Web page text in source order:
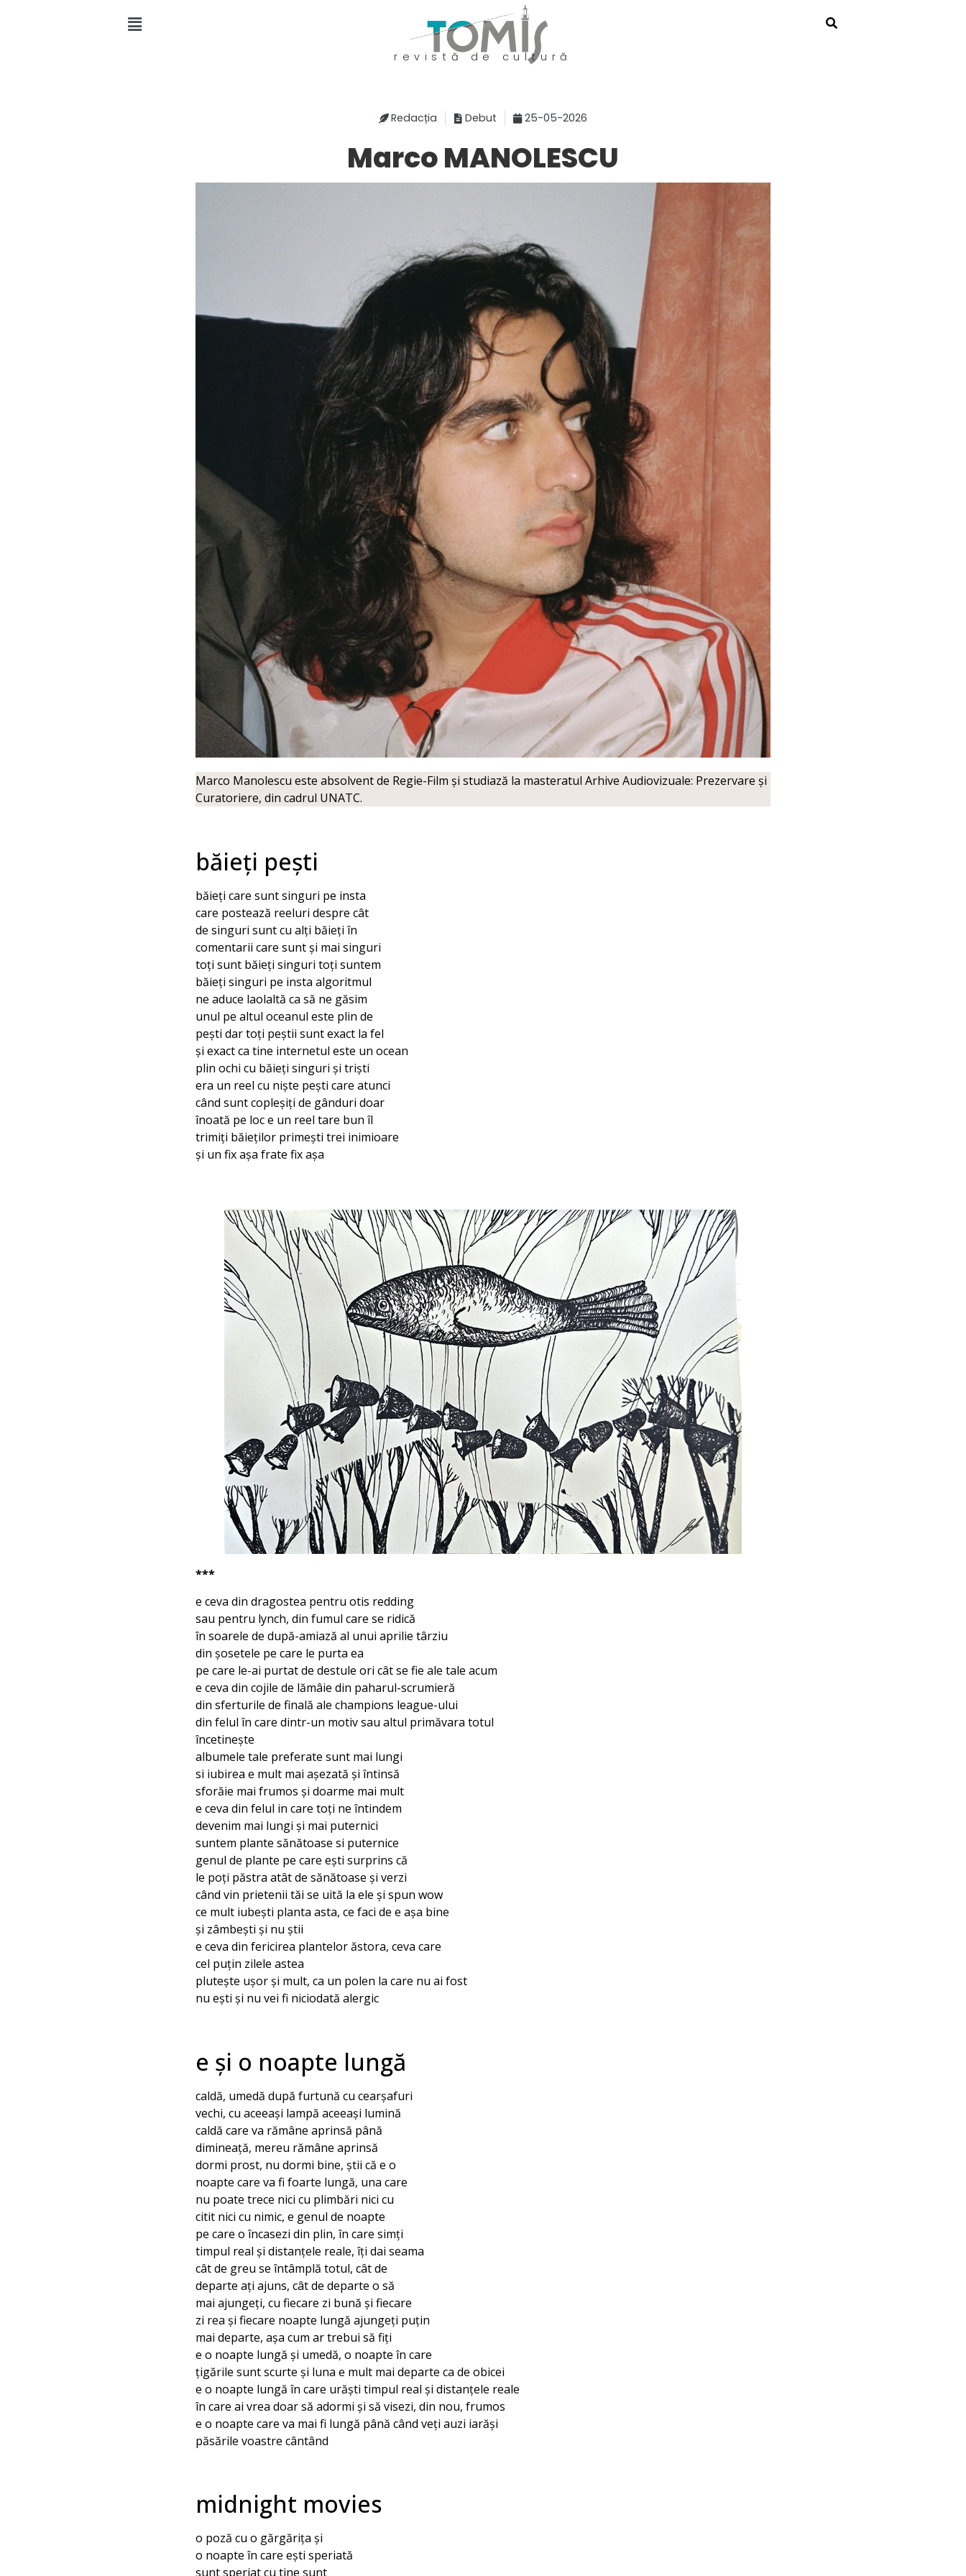
revistă de cultură
Redacția Debut 25-05-2026
Marco MANOLESCU
Marco Manolescu este absolvent de Regie-Film și studiază la masteratul Arhive Audiovizuale: Prezervare și
Curatoriere, din cadrul UNATC.
băieți pești
băieți care sunt singuri pe insta
care postează reeluri despre cât
de singuri sunt cu alți băieți în
comentarii care sunt și mai singuri
toți sunt băieți singuri toți suntem
băieți singuri pe insta algoritmul
ne aduce laolaltă ca să ne găsim
unul pe altul oceanul este plin de
pești dar toți peștii sunt exact la fel
și exact ca tine internetul este un ocean
plin ochi cu băieți singuri și triști
era un reel cu niște pești care atunci
când sunt copleșiți de gânduri doar
înoată pe loc e un reel tare bun îl
trimiți băieților primești trei inimioare
și un fix așa frate fix așa
***
e ceva din dragostea pentru otis redding
sau pentru lynch, din fumul care se ridică
în soarele de după-amiază al unui aprilie târziu
din șosetele pe care le purta ea
pe care le-ai purtat de destule ori cât se fie ale tale acum
e ceva din cojile de lămâie din paharul-scrumieră
din sferturile de finală ale champions league-ului
din felul în care dintr-un motiv sau altul primăvara totul
încetinește
albumele tale preferate sunt mai lungi
si iubirea e mult mai așezată și întinsă
sforăie mai frumos și doarme mai mult
e ceva din felul in care toți ne întindem
devenim mai lungi și mai puternici
suntem plante sănătoase si puternice
genul de plante pe care ești surprins că
le poți păstra atât de sănătoase și verzi
când vin prietenii tăi se uită la ele și spun wow
ce mult iubești planta asta, ce faci de e așa bine
și zâmbești și nu știi
e ceva din fericirea plantelor ăstora, ceva care
cel puțin zilele astea
plutește ușor și mult, ca un polen la care nu ai fost
nu ești și nu vei fi niciodată alergic
e și o noapte lungă
caldă, umedă după furtună cu cearșafuri
vechi, cu aceeași lampă aceeași lumină
caldă care va rămâne aprinsă până
dimineață, mereu rămâne aprinsă
dormi prost, nu dormi bine, știi că e o
noapte care va fi foarte lungă, una care
nu poate trece nici cu plimbări nici cu
citit nici cu nimic, e genul de noapte
pe care o încasezi din plin, în care simți
timpul real și distanțele reale, îți dai seama
cât de greu se întâmplă totul, cât de
departe ați ajuns, cât de departe o să
mai ajungeți, cu fiecare zi bună și fiecare
zi rea și fiecare noapte lungă ajungeți puțin
mai departe, așa cum ar trebui să fiți
e o noapte lungă și umedă, o noapte în care
țigările sunt scurte și luna e mult mai departe ca de obicei
e o noapte lungă în care urăști timpul real și distanțele reale
în care ai vrea doar să adormi și să visezi, din nou, frumos
e o noapte care va mai fi lungă până când veți auzi iarăși
păsările voastre cântând
midnight movies
o poză cu o gărgărița și
o noapte în care ești speriată
sunt speriat cu tine sunt